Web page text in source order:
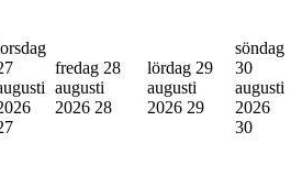
fredag 28
augusti
2026 28
lördag 29
augusti
2026 29
söndag
30
augusti
2026
30